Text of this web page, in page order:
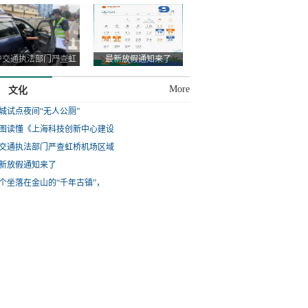
交通执法部门严查虹
最新放假通知来了
文化 More
试点夜间“无人公厕”
读懂《上海科技创新中心建设
通执法部门严查虹桥机场区域
放假通知来了
坐落在金山的“千年古镇”，